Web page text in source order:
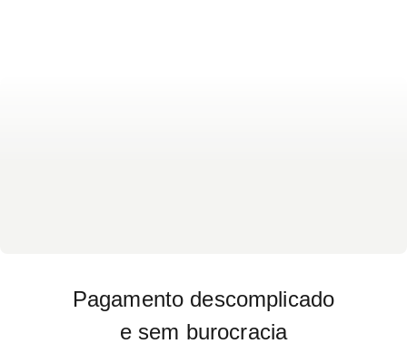
Pagamento descomplicado
e sem burocracia